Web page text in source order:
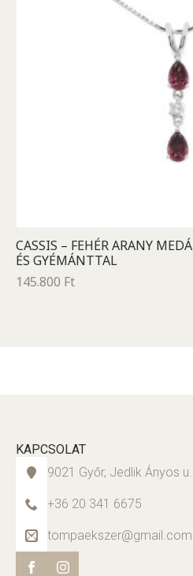
CASSIS – FEHÉR ARANY
ÉS GYÉMÁNTTAL
145.800 Ft
KAPCSOLAT
9021 Győr, Jedlik Ányos
+36 20 341 6675
tompaekszer@gmail.com